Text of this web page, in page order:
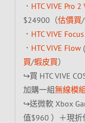
． HTC VIVE Pro
$24900（估價買/
． HTC VIVE
． HTC VIVE Flow
買/蝦皮買）
↪買 HTC VIVE
加購一組無線模
↪送微軟 Xbox
值$960 ）＋現折